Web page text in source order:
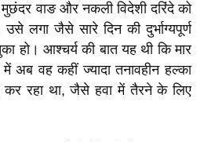
वाङ और नकली विदेशी दरिंदे को
लगा जैसे सारे दिन की दुर्भाग्यपूर्ण
हो। आश्चर्य की बात यह थी कि मार
अब वह कहीं ज्यादा तनावहीन हल्का
रहा था, जैसे हवा में तैरने के लिए